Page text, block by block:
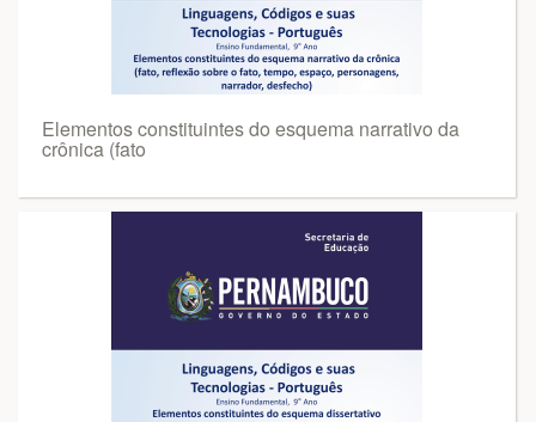
Elementos constituintes do esquema narrativo da
crônica (fato